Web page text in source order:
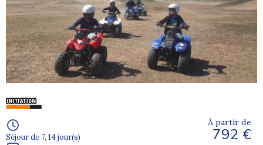
Séjour de 7, 14 jour(s)
À partir de
792 €